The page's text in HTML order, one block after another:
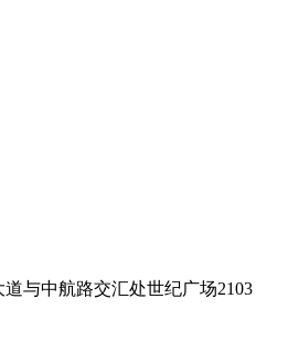
与中航路交汇处世纪广场2103